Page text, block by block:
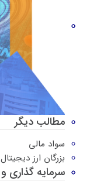
مطالب دیگر
سواد مالی
بزرگان ارز دیجیتال
سرمایه گذاری